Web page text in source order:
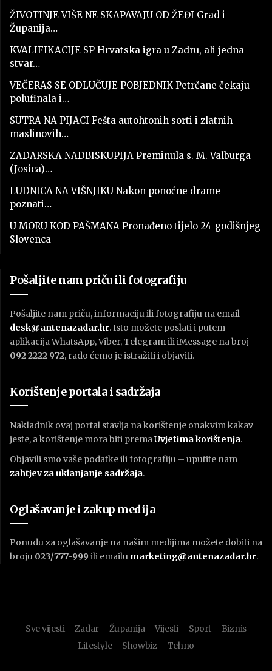
ŽIVOTINJE VIŠE NE SKAPAVAJU OD ŽEĐI Grad i
Županija…
KVALIFIKACIJE SP Hrvatska igra u Zadru, ali jedna
stvar…
VEČERAS SE ODLUČUJE POBJEDNIK Petrčane čekaju
polufinala i…
SUTRA NA PIJACI Fešta autohtonih sorti i zlatnih
maslinovih…
ZADARSKA NADBISKUPIJA Preminula s. M. Valburga
(Josica)…
LUDNICA NA VIŠNJIKU Nakon ponoćne drame
poznati…
U MORU KOD PAŠMANA Pronađeno tijelo 24-godišnjeg
Slovenca
Pošaljite nam priču ili fotografiju
Pošaljite nam priču, informaciju ili fotografiju na email
desk@antenazadar.hr. Isto možete poslati i putem
aplikacija WhatsApp, Viber, Telegram ili iMessage na broj
092 2222 972, rado ćemo je istražiti i objaviti.
Korištenje portala i sadržaja
Nakladnik ovaj portal stavlja na korištenje onakvim kakav
jeste, a korištenje mora biti prema Uvjetima korištenja.
Objavili smo vaše podatke ili fotografiju – uputite nam
zahtjev za uklanjanje sadržaja.
Oglašavanje i zakup medija
Ponudu za oglašavanje na našim medijima možete dobiti na
broju 023/777-999 ili emailu marketing@antenazadar.hr.
Sve vijesti Zadar Županija Vijesti Sport
Biznis
Lifestyle
Showbiz Tehno